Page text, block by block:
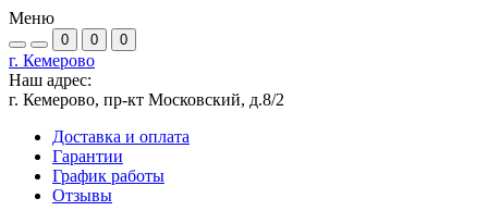
Меню
0 0 0
г. Кемерово
Наш адрес:
г. Кемерово, пр-кт Московский, д.8/2
Доставка и оплата
Гарантии
График работы
Отзывы